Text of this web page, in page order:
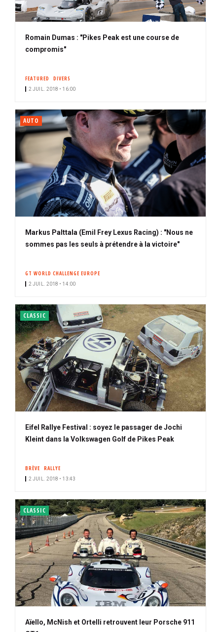
Romain Dumas : "Pikes Peak est une course de
compromis"
FEATURED DIVERS
2 JUIL. 2018 • 16:00
AUTO
Markus Palttala (Emil Frey Lexus Racing) : "Nous ne
sommes pas les seuls à prétendre à la victoire"
GT WORLD CHALLENGE EUROPE
2 JUIL. 2018 • 14:00
CLASSIC
Eifel Rallye Festival : soyez le passager de Jochi
Kleint dans la Volkswagen Golf de Pikes Peak
BRÈVE RALLYE
2 JUIL. 2018 • 13:43
CLASSIC
Aïello, McNish et Ortelli retrouvent leur Porsche 911